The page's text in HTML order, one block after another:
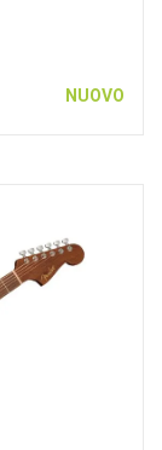
NUOVO